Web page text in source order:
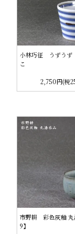
小林巧征 うずうず
こ
2,750円(税
市野耕 彩色灰釉 丸
9】